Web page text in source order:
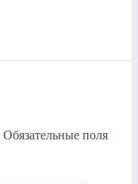
Обязательные поля